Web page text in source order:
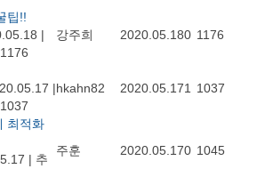
팁!!
|
강주희 2020.05.180 1176
|hkahn82 2020.05.171 1037
최적화
| 추
주훈 2020.05.170 1045